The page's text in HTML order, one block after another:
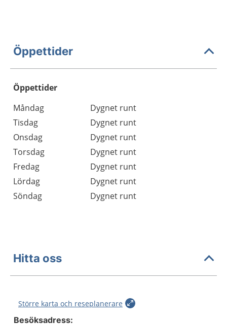
Öppettider
Öppettider
Dag
Öppettider
Kommentarer
Måndag
Dygnet runt
Tisdag
Dygnet runt
Onsdag
Dygnet runt
Torsdag
Dygnet runt
Fredag
Dygnet runt
Lördag
Dygnet runt
Söndag
Dygnet runt
Hitta oss
Större karta och reseplanerare
Besöksadress: